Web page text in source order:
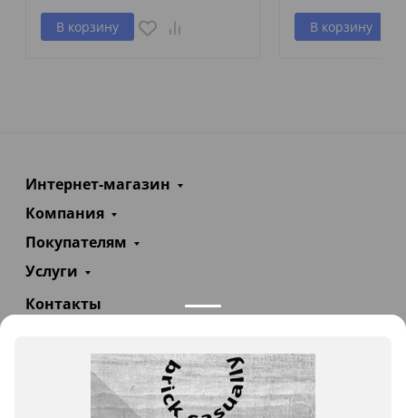
В корзину В корзину
Интернет-магазин
Компания
Покупателям
Услуги
Контакты
info@teploexpert.com
Пн—Сб 09:00 – 18:00